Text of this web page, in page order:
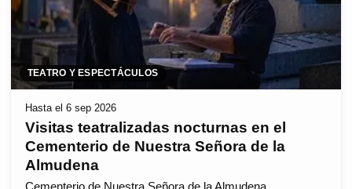
TEATRO Y ESPECTÁCULOS
Hasta el 6 sep 2026
Visitas teatralizadas nocturnas en el
Cementerio de Nuestra Señora de la
Almudena